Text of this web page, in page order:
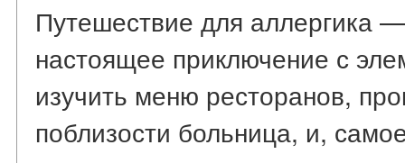
Путешествие для аллергика
настоящее приключение с
изучить меню ресторанов,
поблизости больница, и,